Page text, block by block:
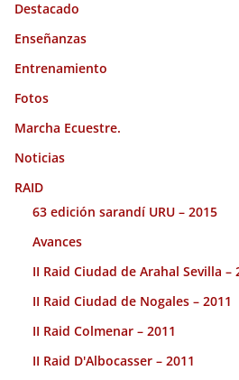
Destacado
Enseñanzas
Entrenamiento
Fotos
Marcha Ecuestre.
Noticias
RAID
63 edición sarandí URU – 2015
Avances
II Raid Ciudad de Arahal Sevilla –
II Raid Ciudad de Nogales – 2011
II Raid Colmenar – 2011
II Raid D'Albocasser – 2011